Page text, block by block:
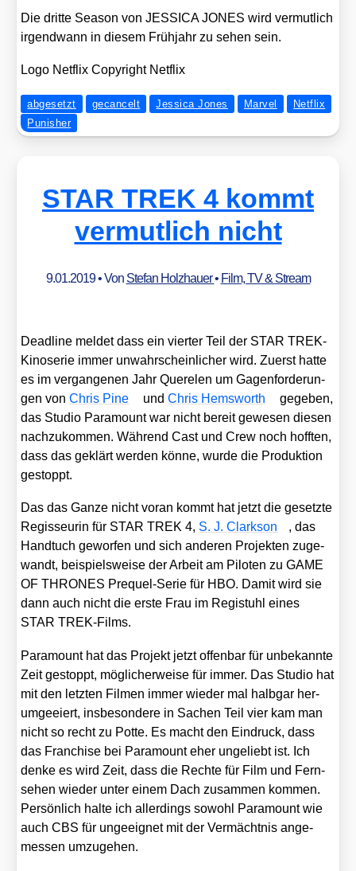
Die drit­te Sea­son von JESSICA JONES wird ver­mut­lich
irgend­wann in die­sem Früh­jahr zu sehen sein.
Logo Net­flix Copy­right Net­flix
abgesetzt gecancelt Jessica Jones Marvel
Netflix
Punisher
STAR TREK 4 kommt
vermutlich nicht
9.01.2019• Von Stefan Holzhauer• Film, TV & Stream
Dead­line mel­det dass ein vier­ter Teil der STAR TREK-
Kino­se­rie immer unwahr­schein­li­cher wird. Zuerst hat­te
es im ver­gan­ge­nen Jahr Que­re­len um Gagen­for­de­run­
gen vonChris Pine undChris Hems­worth
gege­ben,
das Stu­dio Para­mount war nicht bereit gewe­sen die­sen
nach­zu­kom­men. Wäh­rend Cast und Crew noch hoff­ten,
dass das geklärt wer­den kön­ne, wur­de die Pro­duk­ti­on
gestoppt.
Das das Gan­ze nicht vor­an kommt hat jetzt die gesetz­te
Regis­seu­rin für STAR TREK 4, S. J. Clark­son
, das
Hand­tuch gewor­fen und sich ande­ren Pro­jek­ten zuge­
wandt, bei­spiels­wei­se der Arbeit am Pilo­ten zu GAME
OF THRONES Pre­quel-Serie für HBO. Damit wird sie
dann auch nicht die ers­te Frau im Regi­stuhl eines
STAR TREK-Films.
Para­mount hat das Pro­jekt jetzt offen­bar für unbe­kann­te
Zeit gestoppt, mög­li­cher­wei­se für immer. Das Stu­dio hat
mit den letz­ten Fil­men immer wie­der mal halb­gar her­
um­ge­ei­ert, ins­be­son­de­re in Sachen Teil vier kam man
nicht so recht zu Pot­te. Es macht den Ein­druck, dass
das Fran­chise bei Para­mount eher unge­liebt ist. Ich
den­ke es wird Zeit, dass die Rech­te für Film und Fern­
se­hen wie­der unter einem Dach zusam­men kom­men.
Per­sön­lich hal­te ich aller­dings sowohl Para­mount wie
auch CBS für unge­eig­net mit der Ver­mächt­nis ange­
mes­sen umzu­ge­hen.